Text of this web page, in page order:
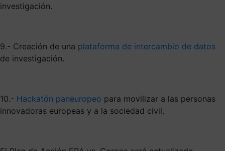
investigación.
9.- Creación de una plataforma de intercambio de datos
de investigación.
10.- Hackatón paneuropeo para movilizar a las personas
innovadoras europeas y a la sociedad civil.